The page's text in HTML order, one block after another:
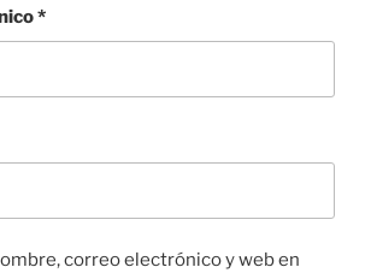
*
correo electrónico y web en